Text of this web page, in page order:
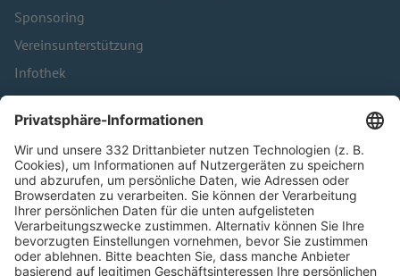
Sponsoring
Vereinsunterstützung
Infothek
Kontakt
HÄUFIG BESUCHTE SEITEN
Pässe und Vereinswechsel
Trainerausbildung
Schulungsangebot Vereinsmitarbeiter
BFV-Geschäftsstellen